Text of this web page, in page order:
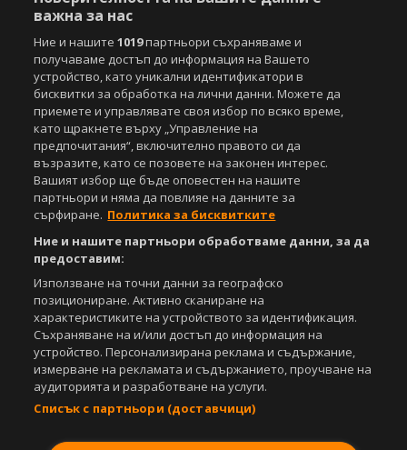
Copyright © 2007-2026 Агенция Спортал. Всички права запазени.
Този уебсайт е собственост на Sportal Media Group
За нас Екип За рекламa
Общи условия
Етични правила на НСС
Управление на предпочитания
Съдържанието на този уеб сайт и технологиите, използвани в него, са
Всички статии, репортажи, интервюта и други текстови, графични и
видео материали, публикувани в сайта, са собственост на Агенция
Спортал, освен ако изрично е посочено друго. Допуска се
публикуване на текстови материали само след писмено съгласие на
Агенция Спортал, посочване на източника и добавяне на линк към
www.sportal.bg. Използването на графични и видео материали,
публикувани в сайта, е строго забранено. Нарушителите ще бъдат
санкционирани с цялата строгост на закона.
СвалиБЕЗПЛАТНОТОприложение за:
важна за нас
Ние и нашите1019партньори съхраняваме и
получаваме достъп до информация на Вашето
устройство, като уникални идентификатори в
бисквитки за обработка на лични данни. Можете да
приемете и управлявате своя избор по всяко време,
като щракнете върху „Управление на
предпочитания“, включително правото си да
възразите, като се позовете на законен интерес.
Вашият избор ще бъде оповестен на нашите
партньори и няма да повлияе на данните за
сърфиране. Политика за бисквитките
Ние и нашите партньори обработваме данни, за да
предоставим:
Използване на точни данни за географско
позициониране. Активно сканиране на
характеристиките на устройството за идентификация.
Съхраняване на и/или достъп до информация на
устройство. Персонализирана реклама и съдържание,
измерване на рекламата и съдържанието, проучване на
аудиторията и разработване на услуги.
Списък с партньори (доставчици)